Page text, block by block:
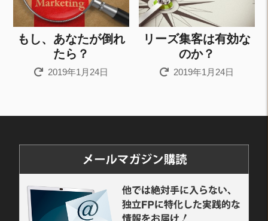
もし、あなたが倒れ
たら？
2019年1月24日
リーズ集客は有効な
のか？
2019年1月24日